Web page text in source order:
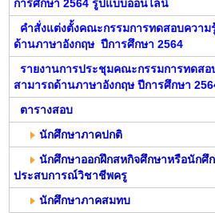
การศึกษา 2564 รูปแบบออนไลน์
คำสั่งแต่งตั้งคณะกรรมการทดสอบความ
ด้านภาษาอังกฤษ ปีการศึกษา 2564
รายงานการประชุมคณะกรรมการทดสอ
สามารถด้านภาษาอังกฤษ ปีการศึกษา
ตารางสอบ
นักศึกษาภาคปกติ
นักศึกษาออกฝึกสหกิจศึกษาหรือนักศึ
ประสบการณ์วิชาชีพครู
นักศึกษาภาคสมทบ